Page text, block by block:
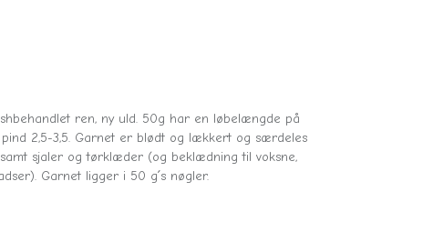
ren, ny uld. 50g har en løbelængde på
2,5-3,5. Garnet er blødt og lækkert og særdeles
sjaler og tørklæder (og beklædning til voksne,
Garnet ligger i 50 g´s nøgler.